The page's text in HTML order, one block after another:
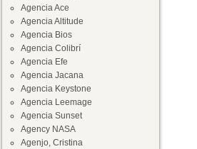
Agencia Ace
Agencia Altitude
Agencia Bios
Agencia Colibrí
Agencia Efe
Agencia Jacana
Agencia Keystone
Agencia Leemage
Agencia Sunset
Agency NASA
Agenjo, Cristina